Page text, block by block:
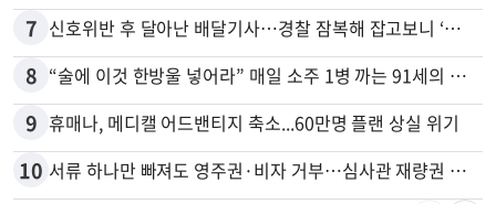
7 신호위반 후 달아난 배달기사…경찰 잠복해 잡고보니 ‘반전’
8 “술에 이것 한방울 넣어라” 매일 소주 1병 까는 91세의 철칙
9 휴매나, 메디캘 어드밴티지 축소...60만명 플랜 상실 위기
10 서류 하나만 빠져도 영주권·비자 거부…심사관 재량권 대폭 확대